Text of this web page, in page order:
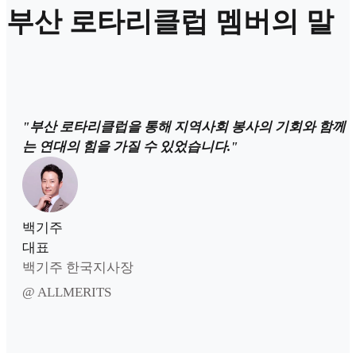
부산 로타리클럽 멤버의 말
"부산 로타리클럽을 통해 지역사회 봉사의 기회와 함께
는 연대의 힘을 가질 수 있었습니다."
백기주
대표
백기주 한국지사장
@ ALLMERITS